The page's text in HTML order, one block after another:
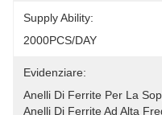
Supply Ability:
2000PCS/DAY
Evidenziare:
Anelli Di Ferrite Per La
Anelli Di Ferrite Ad Alta